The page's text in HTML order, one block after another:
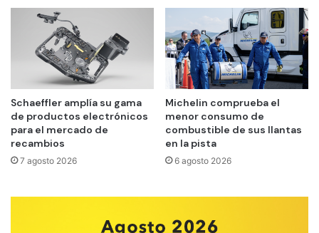
Schaeffler amplía su gama
de productos electrónicos
para el mercado de
recambios
7 agosto 2026
Michelin comprueba el
menor consumo de
combustible de sus llantas
en la pista
6 agosto 2026